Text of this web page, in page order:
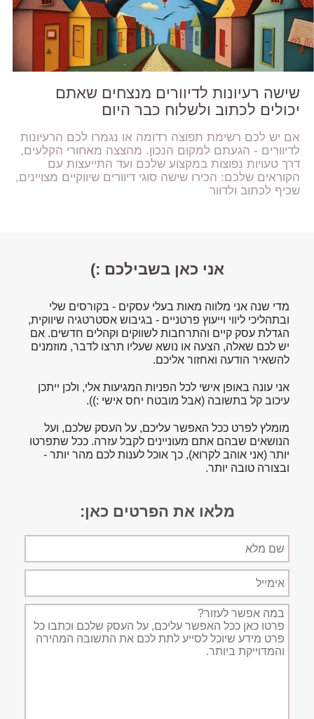
שישה רעיונות לדיוורים מנצחים שאתם
יכולים לכתוב ולשלוח כבר היום
אם יש לכם רשימת תפוצה רדומה או נגמרו לכם הרעיונות
לדיוורים - הגעתם למקום הנכון. מהצצה מאחורי הקלעים,
דרך טעויות נפוצות במקצוע שלכם ועד התייעצות עם
הקוראים שלכם: הכירו שישה סוגי דיוורים שיווקיים מצויינים,
שכיף לכתוב ולדוור
אני כאן בשבילכם :)
מדי שנה אני מלווה מאות בעלי עסקים - בקורסים שלי
ובתהליכי ליווי וייעוץ פרטניים - בגיבוש אסטרטגיה שיווקית,
הגדלת עסק קיים והתרחבות לשווקים וקהלים חדשים. אם
יש לכם שאלה, הצעה או נושא שעליו תרצו לדבר, מוזמנים
להשאיר הודעה ואחזור אליכם.
אני עונה באופן אישי לכל הפניות המגיעות אלי, ולכן ייתכן
עיכוב קל בתשובה (אבל מובטח יחס אישי :)).
מומלץ לפרט ככל האפשר עליכם, על העסק שלכם, ועל
הנושאים שבהם אתם מעוניינים לקבל עזרה. ככל שתפרטו
יותר (אני אוהב לקרוא), כך אוכל לענות לכם מהר יותר -
ובצורה טובה יותר.
מלאו את הפרטים כאן:
מלא
תיאור
הפניה